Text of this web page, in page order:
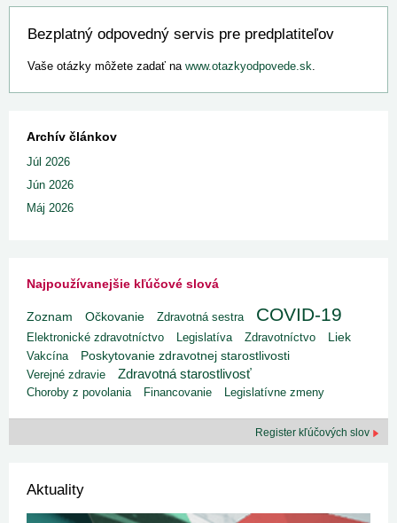
Bezplatný odpovedný servis pre predplatiteľov
Vaše otázky môžete zadať na www.otazkyodpovede.sk.
Archív článkov
Júl 2026
Jún 2026
Máj 2026
Najpoužívanejšie kľúčové slová
Zoznam Očkovanie Zdravotná sestra COVID-19
Elektronické zdravotníctvo Legislatíva Zdravotníctvo Liek
Vakcína Poskytovanie zdravotnej starostlivosti
Verejné zdravie Zdravotná starostlivosť
Choroby z povolania Financovanie Legislatívne zmeny
Register kľúčových slov
Aktuality